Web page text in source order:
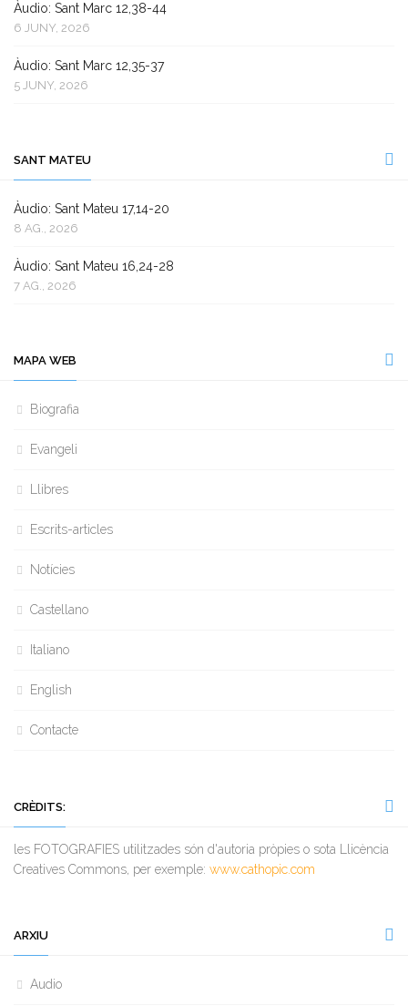
Àudio: Sant Marc 12,38-44
6 JUNY, 2026
Àudio: Sant Marc 12,35-37
5 JUNY, 2026
SANT MATEU
Àudio: Sant Mateu 17,14-20
8 AG., 2026
Àudio: Sant Mateu 16,24-28
7 AG., 2026
MAPA WEB
Biografia
Evangeli
Llibres
Escrits-articles
Notícies
Castellano
Italiano
English
Contacte
CRÈDITS:
les FOTOGRAFIES utilitzades són d'autoria pròpies o sota Llicència
Creatives Commons, per exemple: www.cathopic.com
ARXIU
Audio